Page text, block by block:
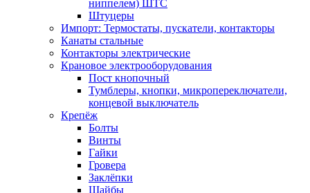
ниппелем) ШТС
Штуцеры
Импорт: Термостаты, пускатели, контакторы
Канаты стальные
Контакторы электрические
Крановое электрооборудования
Пост кнопочный
Тумблеры, кнопки, микропереключатели,
концевой выключатель
Крепёж
Болты
Винты
Гайки
Гровера
Заклёпки
Шайбы